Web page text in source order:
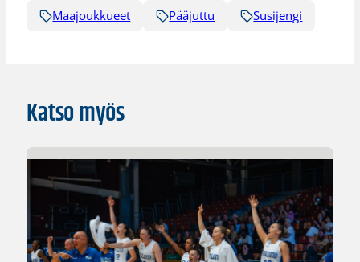
Maajoukkueet Pääjuttu Susijengi
Katso myös